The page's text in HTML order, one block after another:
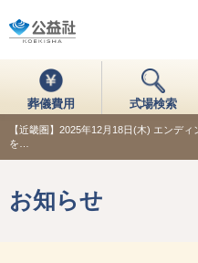
葬儀費用 式場検索
【近畿圏】2025年12月18日(木) エンデ
を…
お知らせ